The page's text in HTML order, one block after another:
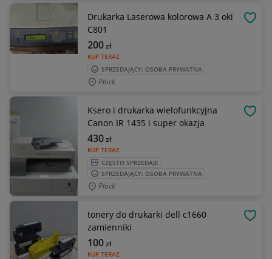
Drukarka Laserowa kolorowa A 3 oki
C801
KUP TERAZ
200zł
SPRZEDAJĄCY: OSOBA PRYWATNA
Płock
Ksero i drukarka wielofunkcyjna
Canon IR 1435 i super okazja
KUP TERAZ
430zł
CZĘSTO SPRZEDAJE
SPRZEDAJĄCY: OSOBA PRYWATNA
Płock
tonery do drukarki dell c1660
zamienniki
KUP TERAZ
100zł